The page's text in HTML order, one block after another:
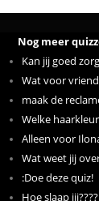
Nog meer
Kan jij goed
Wat voor
maak de
Welke
Alleen voor
Wat weet jij
:Doe deze quiz!
Hoe slaap jij????